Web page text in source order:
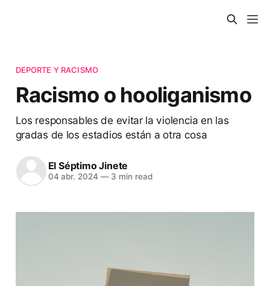
DEPORTE Y RACISMO
Racismo o hooliganismo
Los responsables de evitar la violencia en las
gradas de los estadios están a otra cosa
El Séptimo Jinete
04 abr. 2024 —3 min read